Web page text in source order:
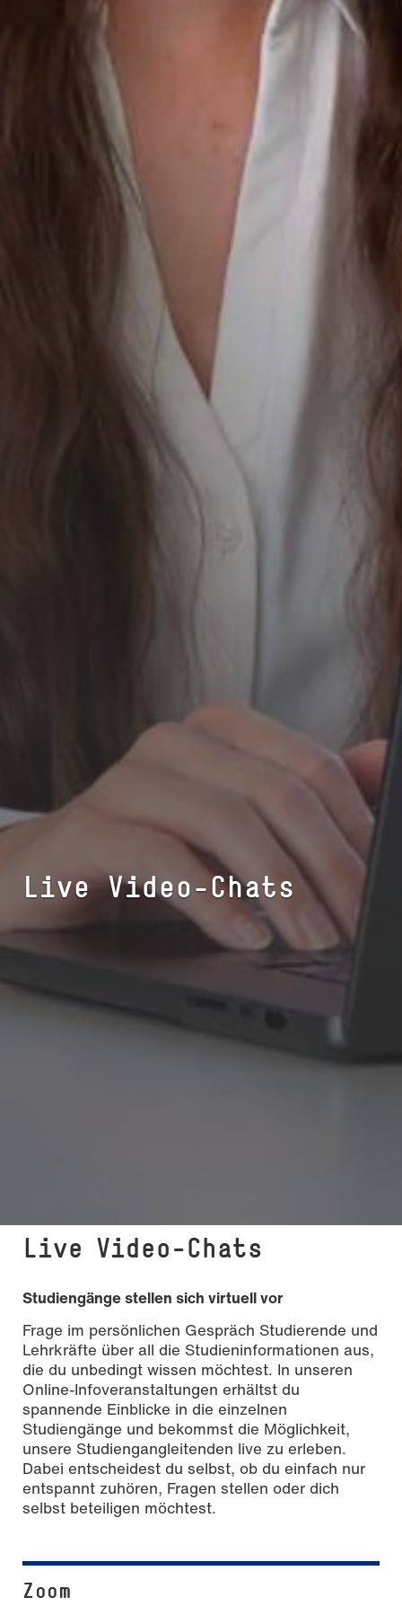
Live Video-Chats
Live Video-Chats
Studiengänge stellen sich virtuell vor
Frage im persönlichen Gespräch Studierende und
Lehrkräfte über all die Studieninformationen aus,
die du unbedingt wissen möchtest. In unseren
Online-Infoveranstaltungen erhältst du
spannende Einblicke in die einzelnen
Studiengänge und bekommst die Möglichkeit,
unsere Studiengangleitenden live zu erleben.
Dabei entscheidest du selbst, ob du einfach nur
entspannt zuhören, Fragen stellen oder dich
selbst beteiligen möchtest.
Zoom